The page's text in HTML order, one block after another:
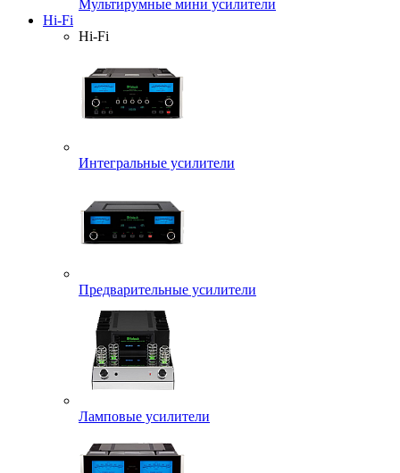
Мультирумные мини усилители
Hi-Fi
Hi-Fi
Интегральные усилители
Предварительные усилители
Ламповые усилители